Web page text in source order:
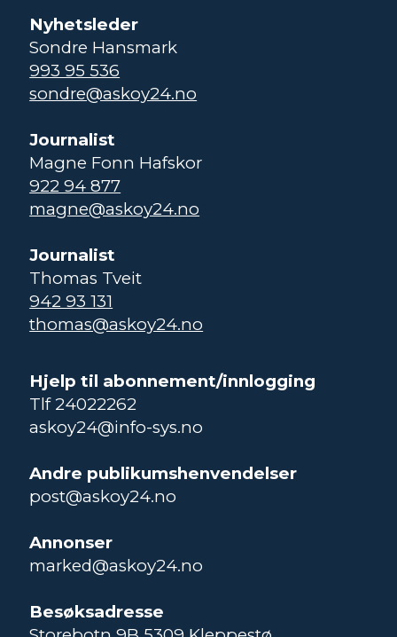
Nyhetsleder
Sondre Hansmark
993 95 536
sondre@askoy24.no
Journalist
Magne Fonn Hafskor
922 94 877
magne@askoy24.no
Journalist
Thomas Tveit
942 93 131
thomas@askoy24.no
Hjelp til abonnement/innlogging
Tlf 24022262
askoy24@info-sys.no
Andre publikumshenvendelser
post@askoy24.no
Annonser
marked@askoy24.no
Besøksadresse